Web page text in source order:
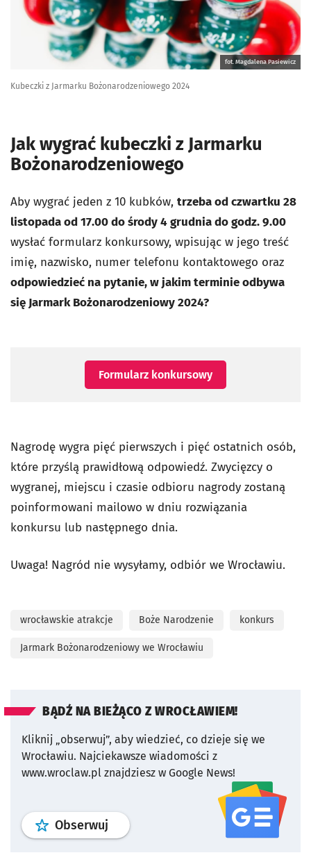
fot. Magdalena Pasiewicz
Kubeczki z Jarmarku Bożonarodzeniowego 2024
Jak wygrać kubeczki z Jarmarku
Bożonarodzeniowego
Aby wygrać jeden z 10 kubków, trzeba od czwartku 28
listopada od 17.00 do środy 4 grudnia do godz. 9.00
wysłać formularz konkursowy, wpisując w jego treść
imię, nazwisko, numer telefonu kontaktowego oraz
odpowiedzieć na pytanie, w jakim terminie odbywa
się Jarmark Bożonarodzeniowy 2024?
Formularz konkursowy
Nagrodę wygra pięć pierwszych i pięć ostatnich osób,
które przyślą prawidłową odpowiedź. Zwycięzcy o
wygranej, miejscu i czasie odbioru nagrody zostaną
poinformowani mailowo w dniu rozwiązania
konkursu lub następnego dnia.
Uwaga! Nagród nie wysyłamy, odbiór we Wrocławiu.
wrocławskie atrakcje Boże Narodzenie konkurs
Jarmark Bożonarodzeniowy we Wrocławiu
BĄDŹ NA BIEŻĄCO Z WROCŁAWIEM!
Kliknij „obserwuj”, aby wiedzieć, co dzieje się we
Wrocławiu. Najciekawsze wiadomości z
www.wroclaw.pl znajdziesz w Google News!
Obserwuj profil serwisu